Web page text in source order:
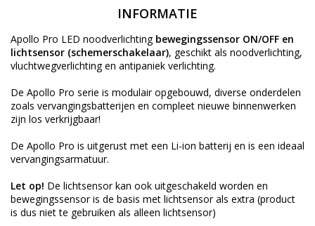
INFORMATIE
Apollo Pro LED noodverlichting bewegingssensor ON/OFF en
lichtsensor (schemerschakelaar), geschikt als noodverlichting,
vluchtwegverlichting en antipaniek verlichting.
De Apollo Pro serie is modulair opgebouwd, diverse onderdelen
zoals vervangingsbatterijen en compleet nieuwe binnenwerken
zijn los verkrijgbaar!
De Apollo Pro is uitgerust met een Li-ion batterij en is een ideaal
vervangingsarmatuur.
Let op! De lichtsensor kan ook uitgeschakeld worden en
bewegingssensor is de basis met lichtsensor als extra (product
is dus niet te gebruiken als alleen lichtsensor)